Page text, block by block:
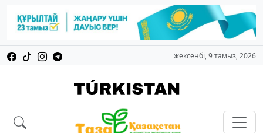
жексенбі, 9 тамыз, 2026